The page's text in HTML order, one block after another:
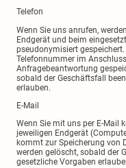
Telefon
Wenn Sie uns anrufen,
Endgerät und beim
pseudonymisiert
Telefonnummer im
Anfragebeantwortung
sobald der Geschäftsfall
erlauben.
E-Mail
Wenn Sie mit uns per E-Mail
jeweiligen Endgerät
kommt zur Speicherung von
werden gelöscht, sobald der
gesetzliche Vorgaben